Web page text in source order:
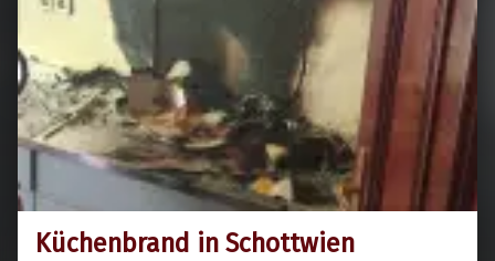
Küchenbrand in Schottwien